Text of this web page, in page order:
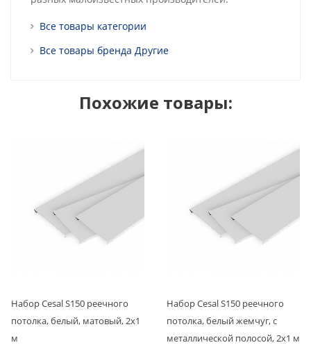
Все товары категории
Все товары бренда Другие
Похожие товары:
Набор Cesal S150 реечного
потолка, белый, матовый, 2x1
м
Набор Cesal S150 реечного
потолка, белый жемчуг, с
металлической полосой, 2x1 м